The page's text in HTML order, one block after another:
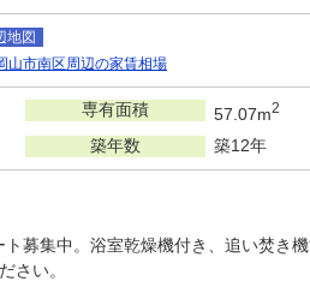
地図
山市南区周辺の家賃相場
専有面積 57.07m2
築年数 築12年
募集中。浴室乾燥機付き、追い焚き機
さい。